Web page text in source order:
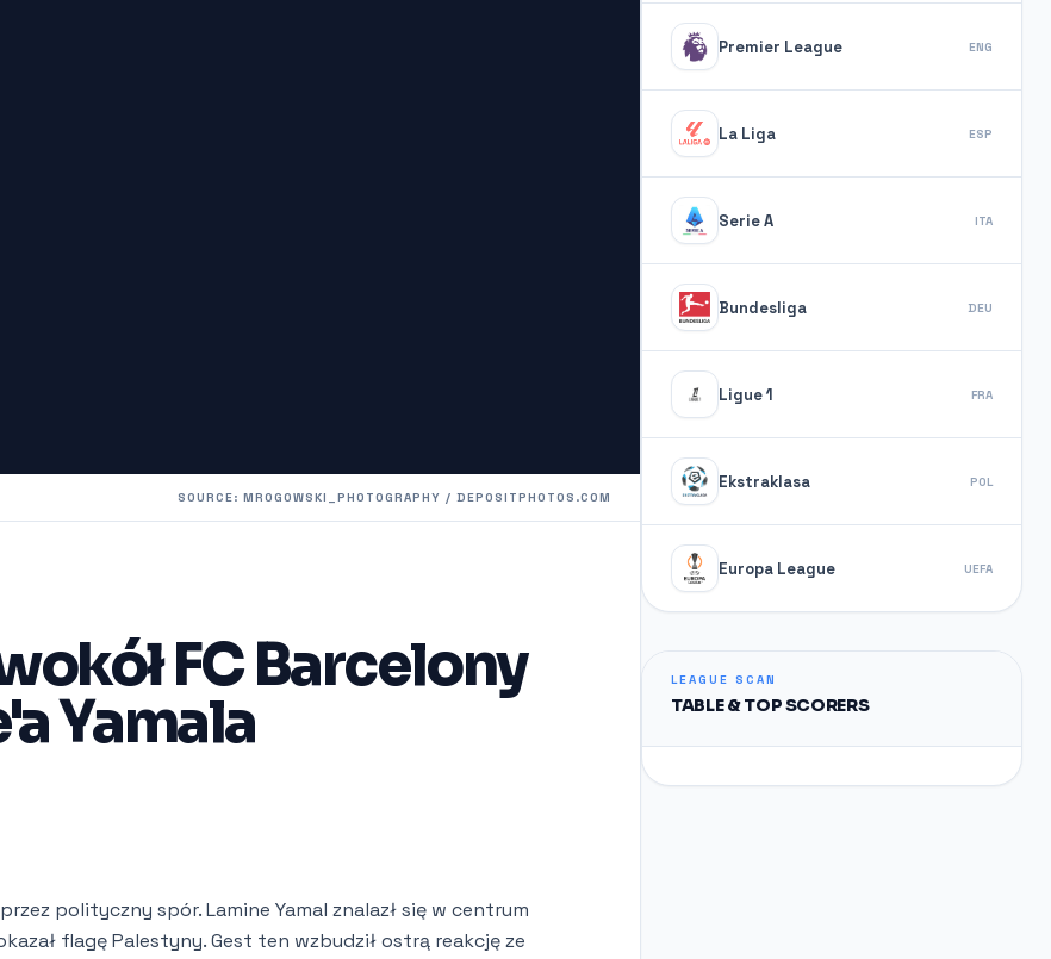
SOURCE: MROGOWSKI_PHOTOGRAPHY / DEPOSITPHOTOS.COM
FC Barcelony
Yamala
polityczny spór. Lamine Yamal znalazł się w centrum
flagę Palestyny. Gest ten wzbudził ostrą reakcję ze
Premier League ENG
La Liga ESP
Serie A ITA
Bundesliga DEU
Ligue 1 FRA
Ekstraklasa POL
Europa League UEFA
LEAGUE SCAN
TABLE & TOP SCORERS